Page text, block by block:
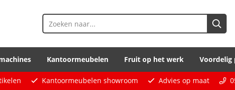
Kantoormeubelen Fruit op het werk Voordelig
Kantoormeubelen showroom Advies op maat